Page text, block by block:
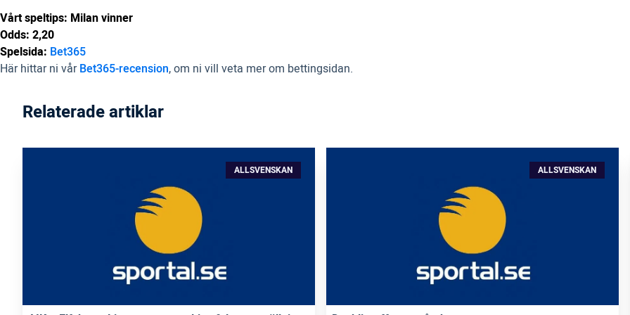
Vårt speltips: Milan vinner
Odds: 2,20
Spelsida: Bet365
Här hittar ni vårBet365-recension, om ni vill veta mer om bettingsidan.
Relaterade artiklar
ALLSVENSKAN ALLSVENSKAN